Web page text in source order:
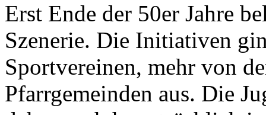
Erst Ende der 50er Jahre
Szenerie. Die Initiativen
Sportvereinen, mehr von
Pfarrgemeinden aus. Die